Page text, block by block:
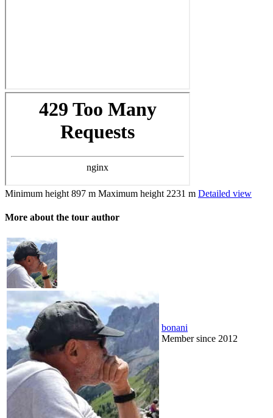
Minimum height 897 m Maximum height 2231 m Detailed view
More about the tour author
bonani
Member since 2012